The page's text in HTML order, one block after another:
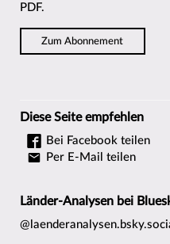
PDF.
Zum Abonnement
Diese Seite empfehlen
Bei Facebook teilen
Per E-Mail teilen
Länder-Analysen bei